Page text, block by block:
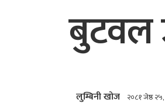
बुटवल
लुम्बिनी खोज २०८१ जेष्ठ